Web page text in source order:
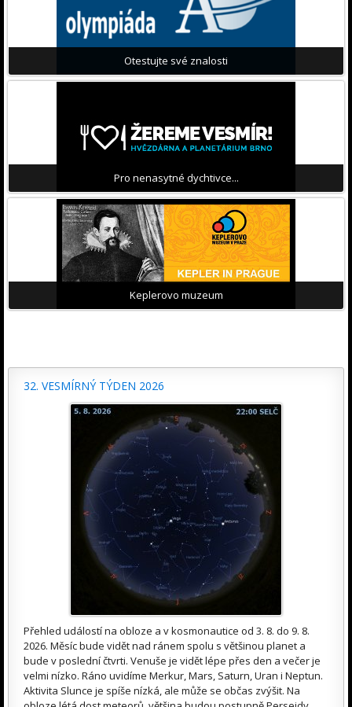
Otestujte své znalosti
Pro nenasytné dychtivce...
Keplerovo muzeum
32. VESMÍRNÝ TÝDEN 2026
Přehled událostí na obloze a v kosmonautice od 3. 8. do 9. 8.
2026. Měsíc bude vidět nad ránem spolu s většinou planet a
bude v poslední čtvrti. Venuše je vidět lépe přes den a večer je
velmi nízko. Ráno uvidíme Merkur, Mars, Saturn, Uran i Neptun.
Aktivita Slunce je spíše nízká, ale může se občas zvýšit. Na